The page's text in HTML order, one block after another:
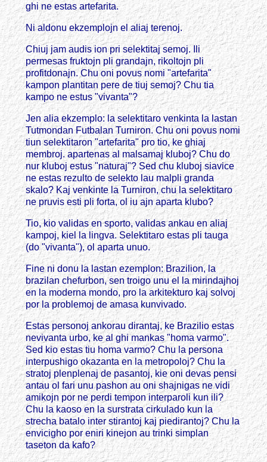
ghi ne estas artefarita.
Ni aldonu ekzemplojn el aliaj terenoj.
Chiuj jam audis ion pri selektitaj semoj. Ili
permesas fruktojn pli grandajn, rikoltojn pli
profitdonajn. Chu oni povus nomi "artefarita"
kampon plantitan pere de tiuj semoj? Chu tia
kampo ne estus "vivanta"?
Jen alia ekzemplo: la selektitaro venkinta la lastan
Tutmondan Futbalan Turniron. Chu oni povus nomi
tiun selektitaron "artefarita" pro tio, ke ghiaj
membroj. apartenas al malsamaj kluboj? Chu do
nur kluboj estus "naturaj"? Sed chu kluboj siavice
ne estas rezulto de selekto lau malpli granda
skalo? Kaj venkinte la Turniron, chu la selektitaro
ne pruvis esti pli forta, ol iu ajn aparta klubo?
Tio, kio validas en sporto, validas ankau en aliaj
kampoj, kiel la lingva. Selektitaro estas pli tauga
(do "vivanta"), ol aparta unuo.
Fine ni donu la lastan ezemplon: Brazilion, la
brazilan chefurbon, sen troigo unu el la mirindajhoj
en la moderna mondo, pro la arkitekturo kaj solvoj
por la problemoj de amasa kunvivado.
Estas personoj ankorau dirantaj, ke Brazilio estas
nevivanta urbo, ke al ghi mankas "homa varmo".
Sed kio estas tiu homa varmo? Chu la persona
interpushigo okazanta en la metropoloj? Chu la
stratoj plenplenaj de pasantoj, kie oni devas pensi
antau ol fari unu pashon au oni shajnigas ne vidi
amikojn por ne perdi tempon interparoli kun ili?
Chu la kaoso en la surstrata cirkulado kun la
strecha batalo inter stirantoj kaj piedirantoj? Chu la
envicigho por eniri kinejon au trinki simplan
taseton da kafo?